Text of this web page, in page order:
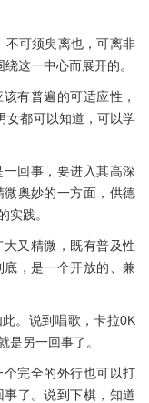
不可须臾离也，可离非
这一中心而展开的。
有普遍的可适应性，
女都可以知道，可以学
回事，要进入其高深
奥妙的一方面，供德
实践。
又精微，既有普及性
，是一个开放的、兼
。说到唱歌，卡拉0K
是另一回事了。
完全的外行也可以打
了。说到下棋，知道